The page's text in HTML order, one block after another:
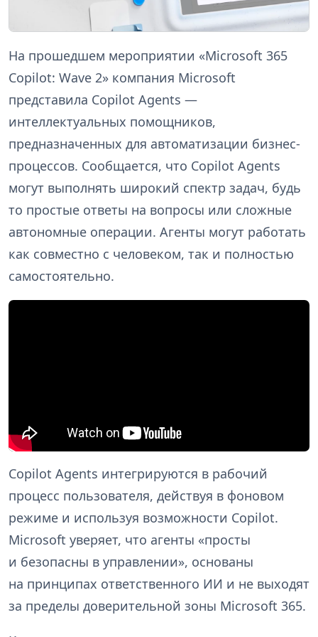
На прошедшем мероприятии «Microsoft 365
Copilot: Wave 2» компания Microsoft
представила Copilot Agents —
интеллектуальных помощников,
предназначенных для автоматизации бизнес-
процессов. Сообщается, что Copilot Agents
могут выполнять широкий спектр задач, будь
то простые ответы на вопросы или сложные
автономные операции. Агенты могут работать
как совместно с человеком, так и полностью
самостоятельно.
Copilot Agents интегрируются в рабочий
процесс пользователя, действуя в фоновом
режиме и используя возможности Copilot.
Microsoft уверяет, что агенты «просты
и безопасны в управлении», основаны
на принципах ответственного ИИ и не выходят
за пределы доверительной зоны Microsoft 365.